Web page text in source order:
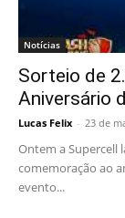
Notícias
Sorteio de
Aniversário
Lucas Felix - 23 de
Ontem a Supercell
comemoração ao
evento...